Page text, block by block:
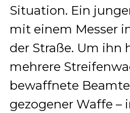
Situation. Ein
mit einem Messer
der Straße. Um ihn
mehrere
bewaffnete
gezogener Waffe –